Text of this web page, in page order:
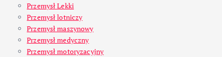
Przemysł Lekki
Przemysł lotniczy
Przemysł maszynowy
Przemysł medyczny
Przemysł motoryzacyjny